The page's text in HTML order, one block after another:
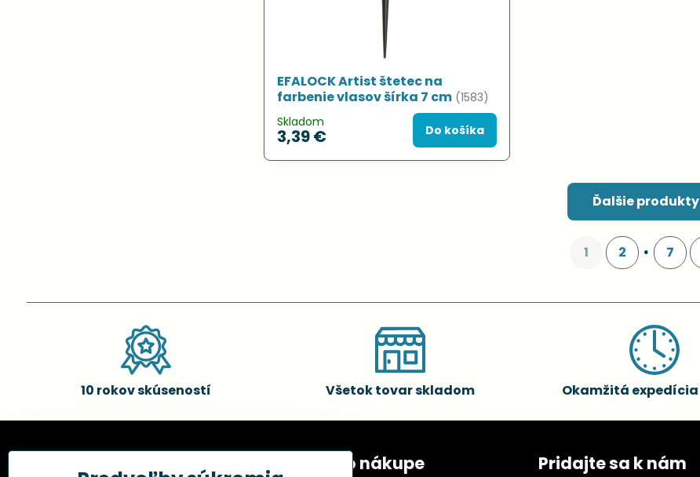
EFALOCK Artist štetec na
farbenie vlasov šírka 7 cm (1583)
Skladom
3,39 € Do košíka
Ďalšie produkty
1 2 7
10 rokov skúseností Všetok tovar skladom Okamžitá
Všetko o nákupe Pridajte sa k nám